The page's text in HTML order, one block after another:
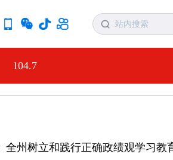
104.7
全州树立和践行正确政绩观学习教